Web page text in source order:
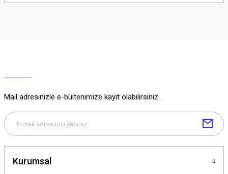
Soru Sor
Mail adresinizle e-bültenimize kayıt olabilirsiniz.
Kurumsal